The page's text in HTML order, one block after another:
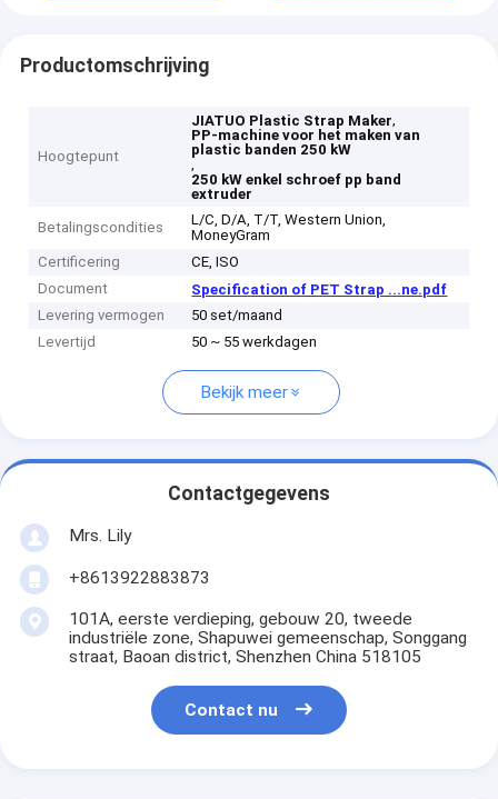
Productomschrijving
Hoogtepunt
JIATUO Plastic Strap Maker,
PP-machine voor het maken van
plastic banden 250 kW
,
250 kW enkel schroef pp band
extruder
Betalingscondities
L/C, D/A, T/T, Western Union,
MoneyGram
Certificering
CE, ISO
Document
Specification of PET Strap ...ne.pdf
Levering vermogen
50 set/maand
Levertijd
50 ~ 55 werkdagen
Bekijk meer
Contactgegevens
Mrs. Lily
+8613922883873
101A, eerste verdieping, gebouw 20, tweede
industriële zone, Shapuwei gemeenschap, Songgang
straat, Baoan district, Shenzhen China 518105
Contact nu